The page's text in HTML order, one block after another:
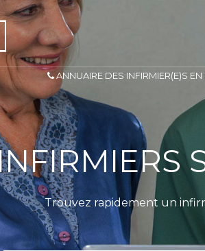
ANNUAIRE DES INFIRMIER(E)S EN
Trouvez rapidement un